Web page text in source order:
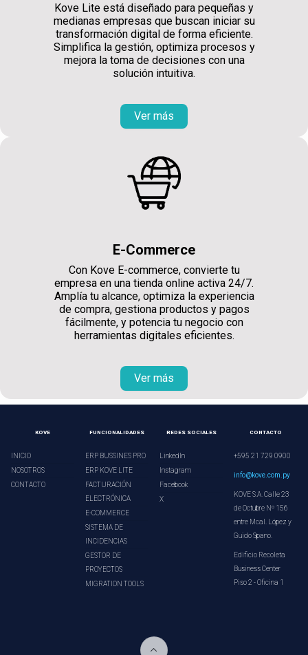
Kove Lite está diseñado para pequeñas y
medianas empresas que buscan iniciar su
transformación digital de forma eficiente.
Simplifica la gestión, optimiza procesos y
mejora la toma de decisiones con una
solución intuitiva.
Ver más
E-Commerce
Con Kove E-commerce, convierte tu
empresa en una tienda online activa 24/7.
Amplía tu alcance, optimiza la experiencia
de compra, gestiona productos y pagos
fácilmente, y potencia tu negocio con
herramientas digitales eficientes.
Ver más
KOVE
INICIO
NOSOTROS
CONTACTO
FUNCIONALIDADES
ERP BUSSINES PRO
ERP KOVE LITE
FACTURACIÓN
ELECTRÓNICA
E-COMMERCE
SISTEMA DE
INCIDENCIAS
GESTOR DE
PROYECTOS
MIGRATION TOOLS
REDES SOCIALES
LinkedIn
Instagram
Facebook
X
CONTACTO
+595 21 729 0900
info@kove.com.py
KOVE S.A. Calle 23
de Octubre Nº 156
entre Mcal. López y
Guido Spano.
Edificio Recoleta
Business Center
Piso 2 - Oficina 1